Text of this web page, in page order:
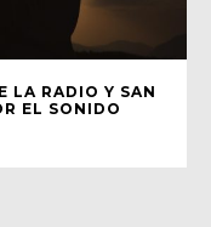
LA RADIO Y SAN
EL SONIDO